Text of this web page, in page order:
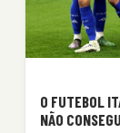
O FUTEBOL
NÃO